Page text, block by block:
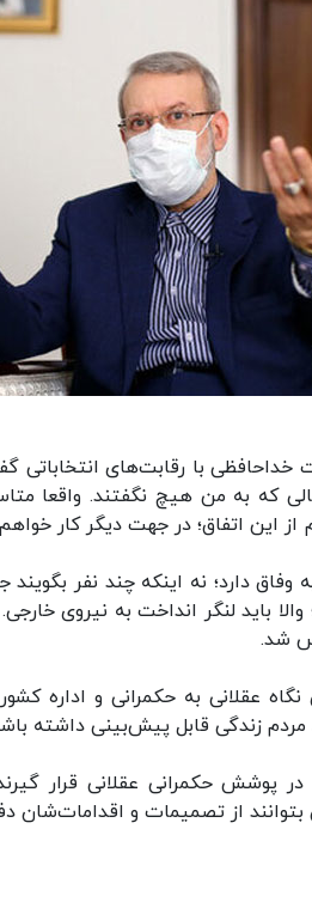
خداحافظی با رقابت‌های
درحالی که به من هیچ نگفتند.
اتفاق؛ در جهت دیگر کار خواهم
وفاق دارد؛ نه اینکه چند نفر
والا باید لنگر انداخت به نیروی
شد.
عقلانی به حکمرانی و اداره
زندگی قابل‌ پیش‌بینی داشته
پوشش حکمرانی عقلانی قرار
بتوانند از تصمیمات و اقدامات‌شان